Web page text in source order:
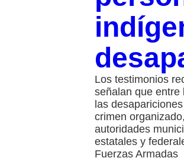
Los testimonios
señalan que entre
las
crimen
autoridades
estatales y
Fuerzas Armadas